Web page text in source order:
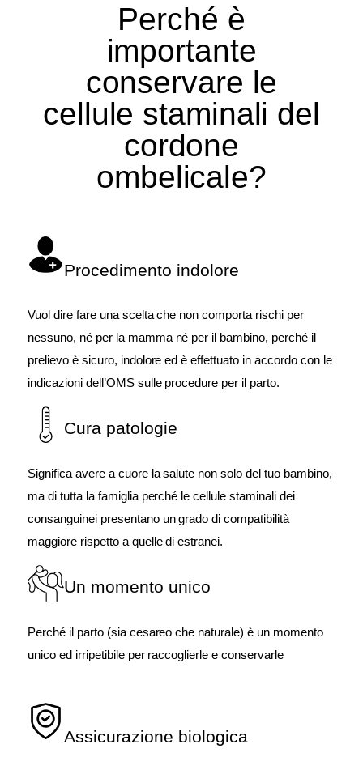
Perché è
importante
conservare le
cellule staminali del
cordone
ombelicale?
Procedimento indolore
Vuol dire fare una scelta che non comporta rischi per
nessuno, né per la mamma né per il bambino, perché il
prelievo è sicuro, indolore ed è effettuato in accordo con le
indicazioni dell’OMS sulle procedure per il parto.
Cura patologie
Significa avere a cuore la salute non solo del tuo bambino,
ma di tutta la famiglia perché le cellule staminali dei
consanguinei presentano un grado di compatibilità
maggiore rispetto a quelle di estranei.
Un momento unico
Perché il parto (sia cesareo che naturale) è un momento
unico ed irripetibile per raccoglierle e conservarle
Assicurazione biologica